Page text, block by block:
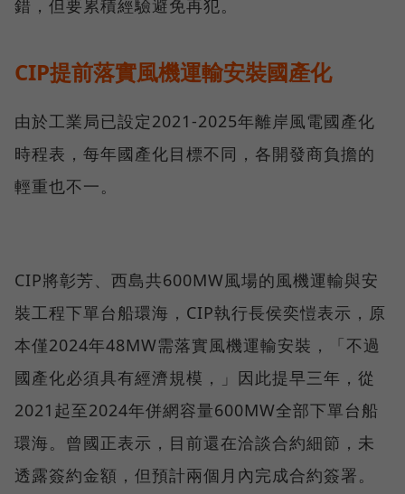
錯，但要累積經驗避免再犯。
CIP提前落實風機運輸安裝國產化
由於工業局已設定2021-2025年離岸風電國產化
時程表，每年國產化目標不同，各開發商負擔的
輕重也不一。
CIP將彰芳、西島共600MW風場的風機運輸與安
裝工程下單台船環海，CIP執行長侯奕愷表示，原
本僅2024年48MW需落實風機運輸安裝，「不過
國產化必須具有經濟規模，」因此提早三年，從
2021起至2024年併網容量600MW全部下單台船
環海。曾國正表示，目前還在洽談合約細節，未
透露簽約金額，但預計兩個月內完成合約簽署。